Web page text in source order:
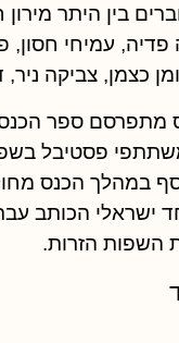
בין היתר
עמיחי חסון,
כצמן, צביקה ניר,
מתפרסם ספר הכנס
פסטיבל
במהלך הכנס
ישראלי הכותב
השפות הזרות.